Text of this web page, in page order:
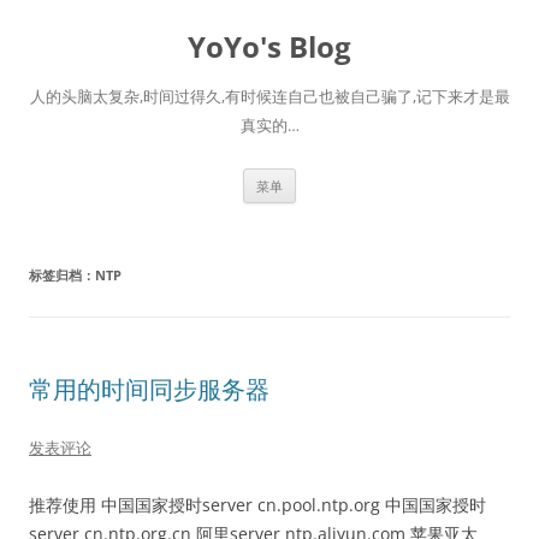
YoYo's Blog
人的头脑太复杂,时间过得久,有时候连自己也被自己骗了,记下来才是最
真实的…
菜单
标签归档： NTP
常用的时间同步服务器
发表评论
推荐使用 中国国家授时server cn.pool.ntp.org 中国国家授时
server cn.ntp.org.cn 阿里server ntp.aliyun.com 苹果亚太